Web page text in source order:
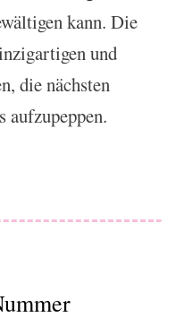
kann. Die
und
die nächsten
aufzupeppen.